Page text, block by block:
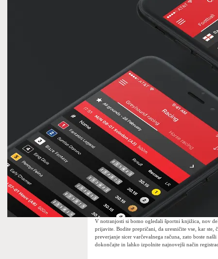
V notranjosti si bomo ogledali športni knjižica, nov
prijavite. Bodite prepričani, da uresničite vse, kar ste,
preverjanje sicer varčevalnega računa, zato boste
dokončajte in lahko izpolnite najnovejši način